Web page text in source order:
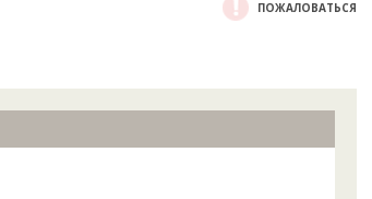
ПОЖАЛОВАТЬСЯ